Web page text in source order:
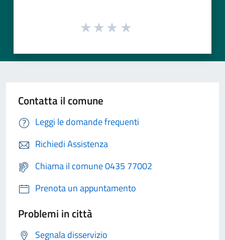
Contatta il comune
Leggi le domande frequenti
Richiedi Assistenza
Chiama il comune 0435 77002
Prenota un appuntamento
Problemi in città
Segnala disservizio